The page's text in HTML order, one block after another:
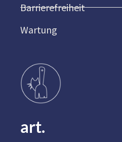
Barrierefreiheit
Wartung
art.